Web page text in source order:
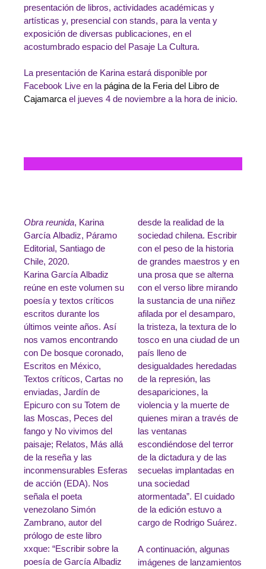
presentación de libros, actividades académicas y
artísticas y, presencial con stands, para la venta y
exposición de diversas publicaciones, en el
acostumbrado espacio del Pasaje La Cultura.
La presentación de Karina estará disponible por
Facebook Live en la página de la Feria del Libro de
Cajamarca el jueves 4 de noviembre a la hora de inicio.
Obra reunida, Karina
García Albadiz, Páramo
Editorial, Santiago de
Chile, 2020.
Karina García Albadiz
reúne en este volumen su
poesía y textos críticos
escritos durante los
últimos veinte años. Así
nos vamos encontrando
con De bosque coronado,
Escritos en México,
Textos críticos, Cartas no
enviadas, Jardín de
Epicuro con su Totem de
las Moscas, Peces del
fango y No vivimos del
paisaje; Relatos, Más allá
de la reseña y las
inconmensurables Esferas
de acción (EDA). Nos
señala el poeta
venezolano Simón
Zambrano, autor del
prólogo de este libro
xxque: “Escribir sobre la
poesía de García Albadiz
desde la realidad de la
sociedad chilena. Escribir
con el peso de la historia
de grandes maestros y en
una prosa que se alterna
con el verso libre mirando
la sustancia de una niñez
afilada por el desamparo,
la tristeza, la textura de lo
tosco en una ciudad de un
país lleno de
desigualdades heredadas
de la represión, las
desapariciones, la
violencia y la muerte de
quienes miran a través de
las ventanas
escondiéndose del terror
de la dictadura y de las
secuelas implantadas en
una sociedad
atormentada”. El cuidado
de la edición estuvo a
cargo de Rodrigo Suárez.
A continuación, algunas
imágenes de lanzamientos